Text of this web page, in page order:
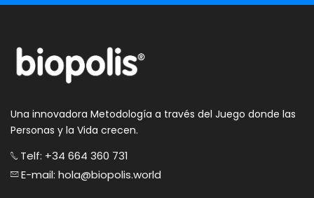
Una innovadora Metodología a través del Juego donde las
Personas y la Vida crecen.
Telf: +34 664 360 731
E-mail: hola@biopolis.world